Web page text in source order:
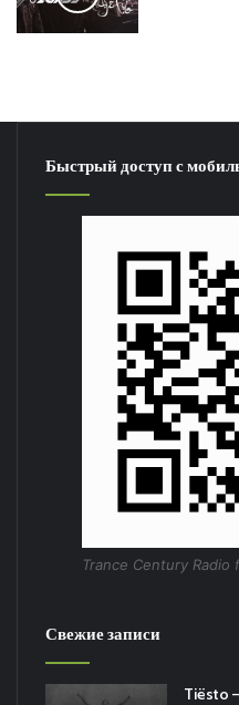
Быстрый доступ с
Trance Century Radio
Свежие записи
Tiësto